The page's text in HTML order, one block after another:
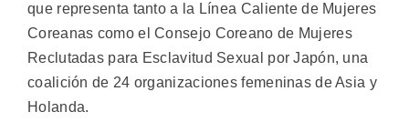
que representa tanto a la Línea Caliente de Mujeres
Coreanas como el Consejo Coreano de Mujeres
Reclutadas para Esclavitud Sexual por Japón, una
coalición de 24 organizaciones femeninas de Asia y
Holanda.